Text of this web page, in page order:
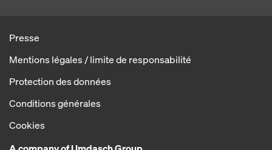
Presse
Mentions légales / limite de responsabilité
Protection des données
Conditions générales
Cookies